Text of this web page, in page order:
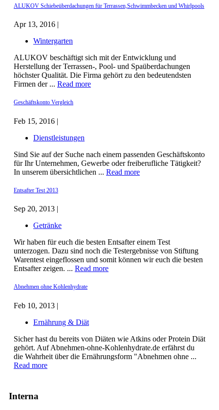
ALUKOV Schiebeüberdachungen für Terrassen,Schwimmbecken und Whirlpools
Apr 13, 2016 |
Wintergarten
ALUKOV beschäftigt sich mit der Entwicklung und
Herstellung der Terrassen-, Pool- und Spaüberdachungen
höchster Qualität. Die Firma gehört zu den bedeutendsten
Firmen der ... Read more
Geschäftskonto Vergleich
Feb 15, 2016 |
Dienstleistungen
Sind Sie auf der Suche nach einem passenden Geschäftskonto
für Ihr Unternehmen, Gewerbe oder freiberufliche Tätigkeit?
In unserem übersichtlichen ... Read more
Entsafter Test 2013
Sep 20, 2013 |
Getränke
Wir haben für euch die besten Entsafter einem Test
unterzogen. Dazu sind noch die Testergebnisse von Stiftung
Warentest eingeflossen und somit können wir euch die besten
Entsafter zeigen. ... Read more
Abnehmen ohne Kohlenhydrate
Feb 10, 2013 |
Ernährung & Diät
Sicher hast du bereits von Diäten wie Atkins oder Protein Diät
gehört. Auf Abnehmen-ohne-Kohlenhydrate.de erfährst du
die Wahrheit über die Ernährungsform "Abnehmen ohne ...
Read more
Interna